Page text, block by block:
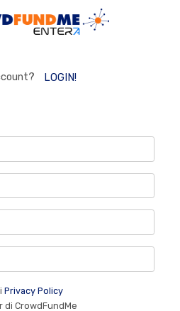
LOGIN!
Privacy Policy
di CrowdFundMe